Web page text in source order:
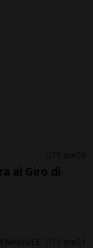
13 ore 6
al Giro di
15 ore 1